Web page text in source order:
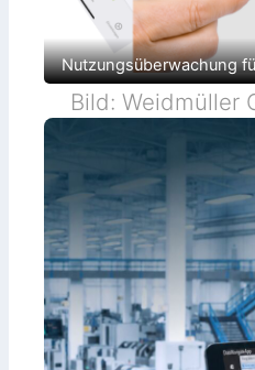
Nutzungsüberwachung
Bild: Weidmüller